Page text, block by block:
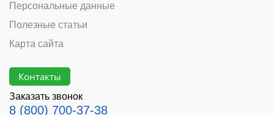
Персональные данные
Полезные статьи
Карта сайта
Контакты
Заказать звонок
8 (800) 700-37-38